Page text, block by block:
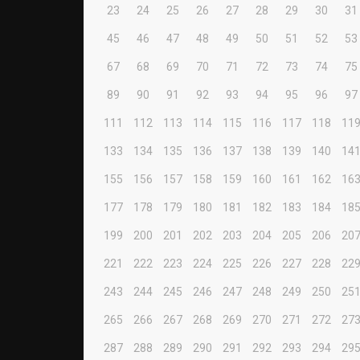
23 24 25 26 27 28 29 30 31
45 46 47 48 49 50 51 52 53
67 68 69 70 71 72 73 74 75
89 90 91 92 93 94 95 96 97
111 112 113 114 115 116 117 118 119
133 134 135 136 137 138 139 140 141
155 156 157 158 159 160 161 162 163
177 178 179 180 181 182 183 184 185
199 200 201 202 203 204 205 206 207
221 222 223 224 225 226 227 228 229
243 244 245 246 247 248 249 250 251
265 266 267 268 269 270 271 272 273
287 288 289 290 291 292 293 294 295